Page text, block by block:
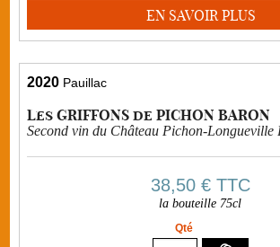
EN SAVOIR PLUS
2020 Pauillac
Les GRIFFONS de PICHON BARON
Second vin du Château Pichon-Longueville
38,50 €TTC
la bouteille 75cl
Qté